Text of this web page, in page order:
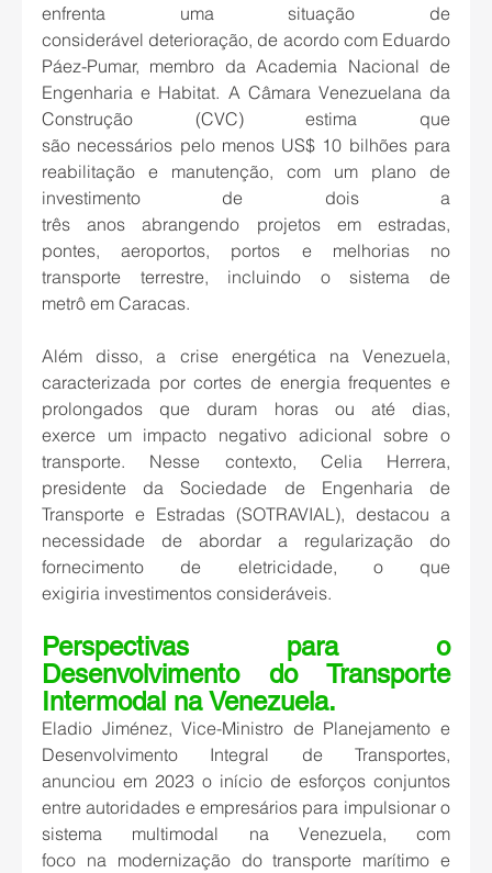
enfrenta uma situação de
considerável deterioração, de acordo com Eduardo
Páez-Pumar, membro da Academia Nacional de
Engenharia e Habitat. A Câmara Venezuelana da
Construção (CVC) estima que
são necessários pelo menos US$ 10 bilhões para
reabilitação e manutenção, com um plano de
investimento de dois a
três anos abrangendo projetos em estradas,
pontes, aeroportos, portos e melhorias no
transporte terrestre, incluindo o sistema de
metrô em Caracas.
Além disso, a crise energética na Venezuela,
caracterizada por cortes de energia frequentes e
prolongados que duram horas ou até dias,
exerce um impacto negativo adicional sobre o
transporte. Nesse contexto, Celia Herrera,
presidente da Sociedade de Engenharia de
Transporte e Estradas (SOTRAVIAL), destacou a
necessidade de abordar a regularização do
fornecimento de eletricidade, o que
exigiria investimentos consideráveis.
Perspectivas para o
Desenvolvimento do Transporte
Intermodal na Venezuela.
Eladio Jiménez, Vice-Ministro de Planejamento e
Desenvolvimento Integral de Transportes,
anunciou em 2023 o início de esforços conjuntos
entre autoridades e empresários para impulsionar o
sistema multimodal na Venezuela, com
foco na modernização do transporte marítimo e